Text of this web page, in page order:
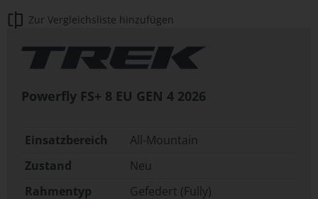
Zur Vergleichsliste hinzufügen
Powerfly FS+ 8 EU GEN 4 2026
Einsatzbereich
All-Mountain
Zustand
Neu
Rahmentyp
Gefedert (Fully)